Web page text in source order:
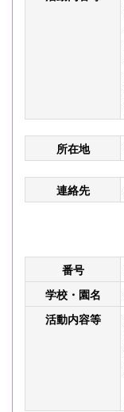
所在地
連絡先
番号
学校・園名
活動内容等